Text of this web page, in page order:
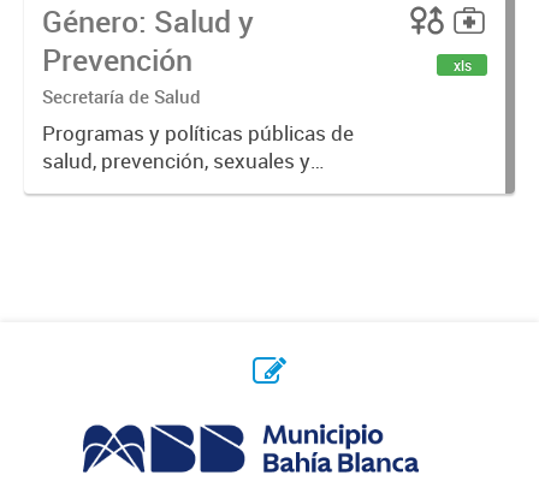
Género: Salud y
Prevención
Secretaría de Salud
Programas y políticas públicas de
salud, prevención, sexuales y
reproductivas.
xls